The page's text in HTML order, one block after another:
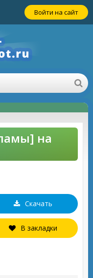
Войти на сайт
на
Скачать
В закладки